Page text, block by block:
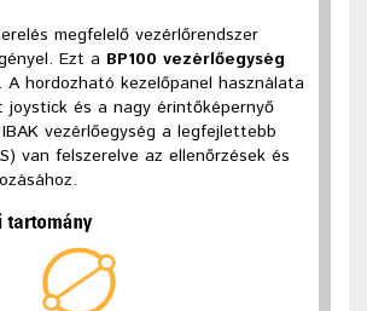
megfelelő vezérlőrendszer
Ezt a BP100 vezérlőegység
hordozható kezelőpanel használata
joystick és a nagy érintőképernyő
vezérlőegység a legfejlettebb
van felszerelve az ellenőrzések és